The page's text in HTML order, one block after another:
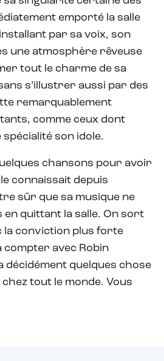
emporté la salle
par sa voix, son
une atmosphère rêveuse
tout le charme de sa
s’illustrer aussi par des
remarquablement
comme ceux dont
spécialité son idole.
chansons pour avoir
connaissait depuis
sûr que sa musique ne
quittant la salle. On sort
la conviction plus forte
compter avec Robin
décidément quelques chose
chez tout le monde. Vous